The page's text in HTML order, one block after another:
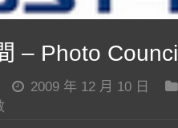
– Photo Council
2009 年 12 月 10 日